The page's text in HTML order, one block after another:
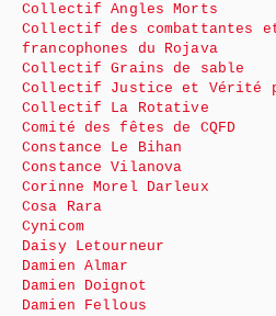
Collectif Angles Morts
Collectif des combattantes
francophones du Rojava
Collectif Grains de sable
Collectif Justice et Vérité
Collectif La Rotative
Comité des fêtes de CQFD
Constance Le Bihan
Constance Vilanova
Corinne Morel Darleux
Cosa Rara
Cynicom
Daisy Letourneur
Damien Almar
Damien Doignot
Damien Fellous